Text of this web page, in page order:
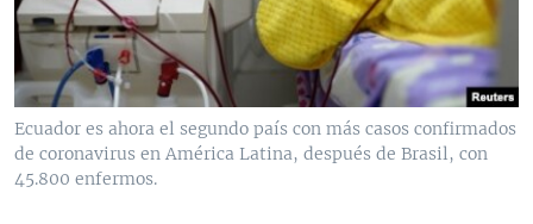
VENEZUELA
BRASIL
NICARAGUA
ECONOMÍA
ENTRETENIMIENTO Y CULTURA
TECNOLOGÍA
DEPORTES
MULTIMEDIA
VIDEOS
FOTOGRAFÍA
AUDIOS
PROGRAMAS TV
EL MUNDO AL DÍA
FORO INTERAMERICANO
RADIO
AVANCE INFORMATIVO
DIRECT
DOCUMENTALES DE LA VOA
Ecuador es ahora el segundo país con más casos confirmados
de coronavirus en América Latina, después de Brasil, con
45.800 enfermos.